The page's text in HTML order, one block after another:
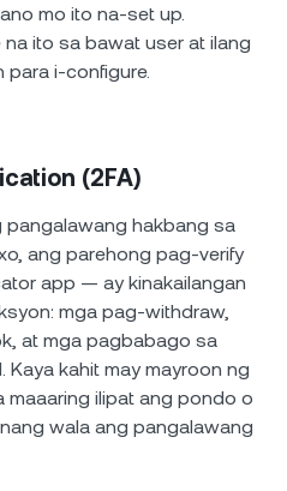
mo ito na-set up.
ito sa bawat user at ilang
para i-configure.
(2FA)
pangalawang hakbang sa
ang parehong pag-verify
app — ay kinakailangan
mga pag-withdraw,
at mga pagbabago sa
kahit may mayroon ng
ilipat ang pondo o
wala ang pangalawang